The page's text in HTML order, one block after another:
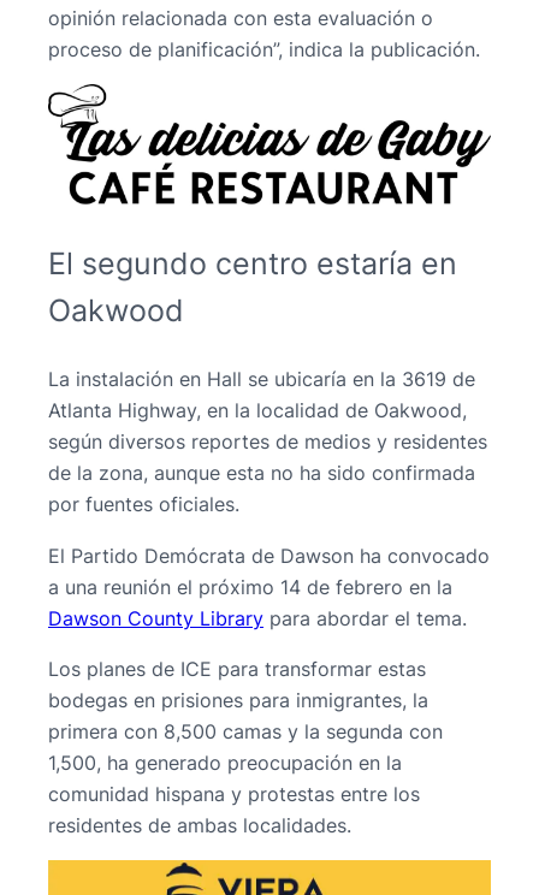
opinión relacionada con esta evaluación o
proceso de planificación”, indica la publicación.
El segundo centro estaría en
Oakwood
La instalación en Hall se ubicaría en la 3619 de
Atlanta Highway, en la localidad de Oakwood,
según diversos reportes de medios y residentes
de la zona, aunque esta no ha sido confirmada
por fuentes oficiales.
El Partido Demócrata de Dawson ha convocado
a una reunión el próximo 14 de febrero en la
Dawson County Library para abordar el tema.
Los planes de ICE para transformar estas
bodegas en prisiones para inmigrantes, la
primera con 8,500 camas y la segunda con
1,500, ha generado preocupación en la
comunidad hispana y protestas entre los
residentes de ambas localidades.